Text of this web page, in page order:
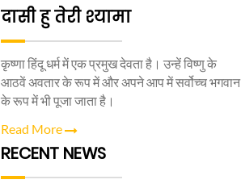
दासी हु तेरी श्यामा
कृष्णा हिंदू धर्म में एक प्रमुख देवता है। उन्हें विष्णु के
आठवें अवतार के रूप में और अपने आप में सर्वोच्च भगवान
के रूप में भी पूजा जाता है।
Read More
RECENT NEWS